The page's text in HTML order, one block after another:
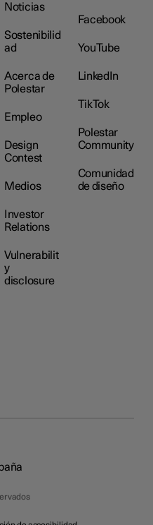
Noticias
Sostenibilid
ad
Acerca de
Polestar
Empleo
Design
Contest
Medios
Investor
Relations
Vulnerabilit
y
disclosure
Facebook
YouTube
LinkedIn
TikTok
Polestar
Community
Comunidad
de diseño